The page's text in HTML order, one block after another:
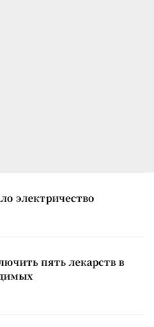
электричество
пять лекарств в